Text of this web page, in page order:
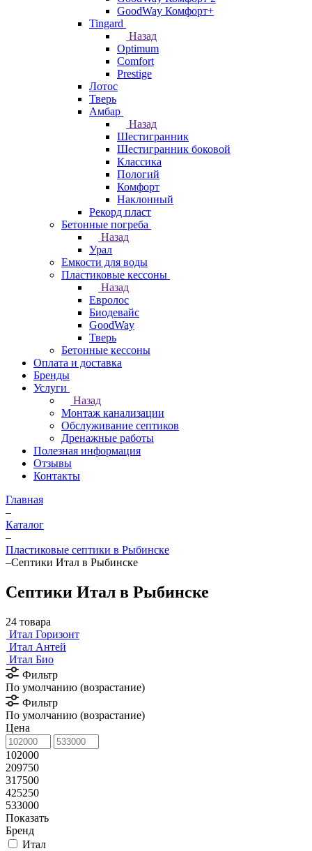
GoodWay Комфорт+
Tingard
Назад
Optimum
Comfort
Prestige
Лотос
Тверь
Амбар
Назад
Шестигранник
Шестигранник боковой
Классика
Пологий
Комфорт
Наклонный
Рекорд пласт
Бетонные погреба
Назад
Урал
Емкости для воды
Пластиковые кессоны
Назад
Евролос
Биодевайс
GoodWay
Тверь
Бетонные кессоны
Оплата и доставка
Бренды
Услуги
Назад
Монтаж канализации
Обслуживание септиков
Дренажные работы
Полезная информация
Отзывы
Контакты
Главная
–
Каталог
–
Пластиковые септики в Рыбинске
–Септики Итал в Рыбинске
Септики Итал в Рыбинске
24 товара
Итал Горизонт
Итал Антей
Итал Био
Фильтр
По умолчанию (возрастание)
Фильтр
По умолчанию (возрастание)
Цена
102000
209750
317500
425250
533000
Показать
Бренд
Итал